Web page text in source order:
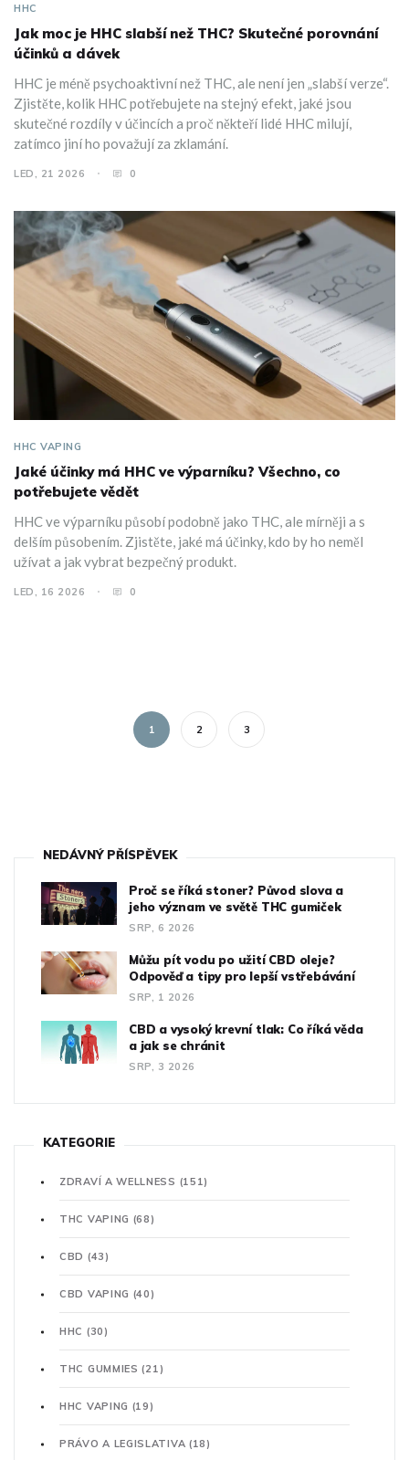
HHC
Jak moc je HHC slabší než THC? Skutečné porovnání
účinků a dávek
HHC je méně psychoaktivní než THC, ale není jen „slabší verze“.
Zjistěte, kolik HHC potřebujete na stejný efekt, jaké jsou
skutečné rozdíly v účincích a proč někteří lidé HHC milují,
zatímco jiní ho považují za zklamání.
LED, 21 2026 0
HHC VAPING
Jaké účinky má HHC ve výparníku? Všechno, co
potřebujete vědět
HHC ve výparníku působí podobně jako THC, ale mírněji a s
delším působením. Zjistěte, jaké má účinky, kdo by ho neměl
užívat a jak vybrat bezpečný produkt.
LED, 16 2026 0
1 2 3
NEDÁVNÝ PŘÍSPĚVEK
Proč se říká stoner? Původ slova a
jeho význam ve světě THC gumiček
SRP, 6 2026
Můžu pít vodu po užití CBD oleje?
Odpověď a tipy pro lepší vstřebávání
SRP, 1 2026
CBD a vysoký krevní tlak: Co říká věda
a jak se chránit
SRP, 3 2026
KATEGORIE
ZDRAVÍ A WELLNESS (151)
THC VAPING (68)
CBD (43)
CBD VAPING (40)
HHC (30)
THC GUMMIES(21)
HHC VAPING (19)
PRÁVO A LEGISLATIVA (18)